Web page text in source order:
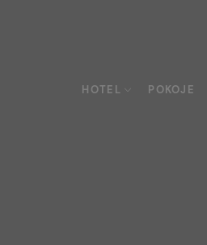
HOTEL POKOJE